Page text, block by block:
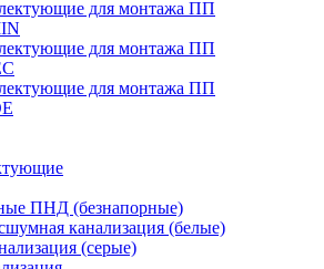
для монтажа ПП
для монтажа ПП
для монтажа ПП
ПНД (безнапорные)
канализация (белые)
(серые)